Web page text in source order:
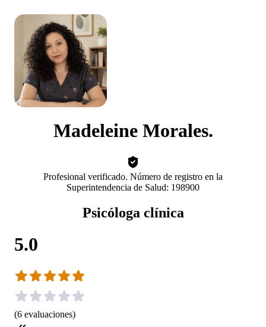
Madeleine Morales.
Profesional verificado. Número de registro en la
Superintendencia de Salud: 198900
Psicóloga clínica
5.0
(6 evaluaciones)